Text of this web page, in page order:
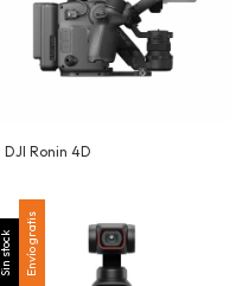
DJI Ronin 4D
Sin stock Envío gratis